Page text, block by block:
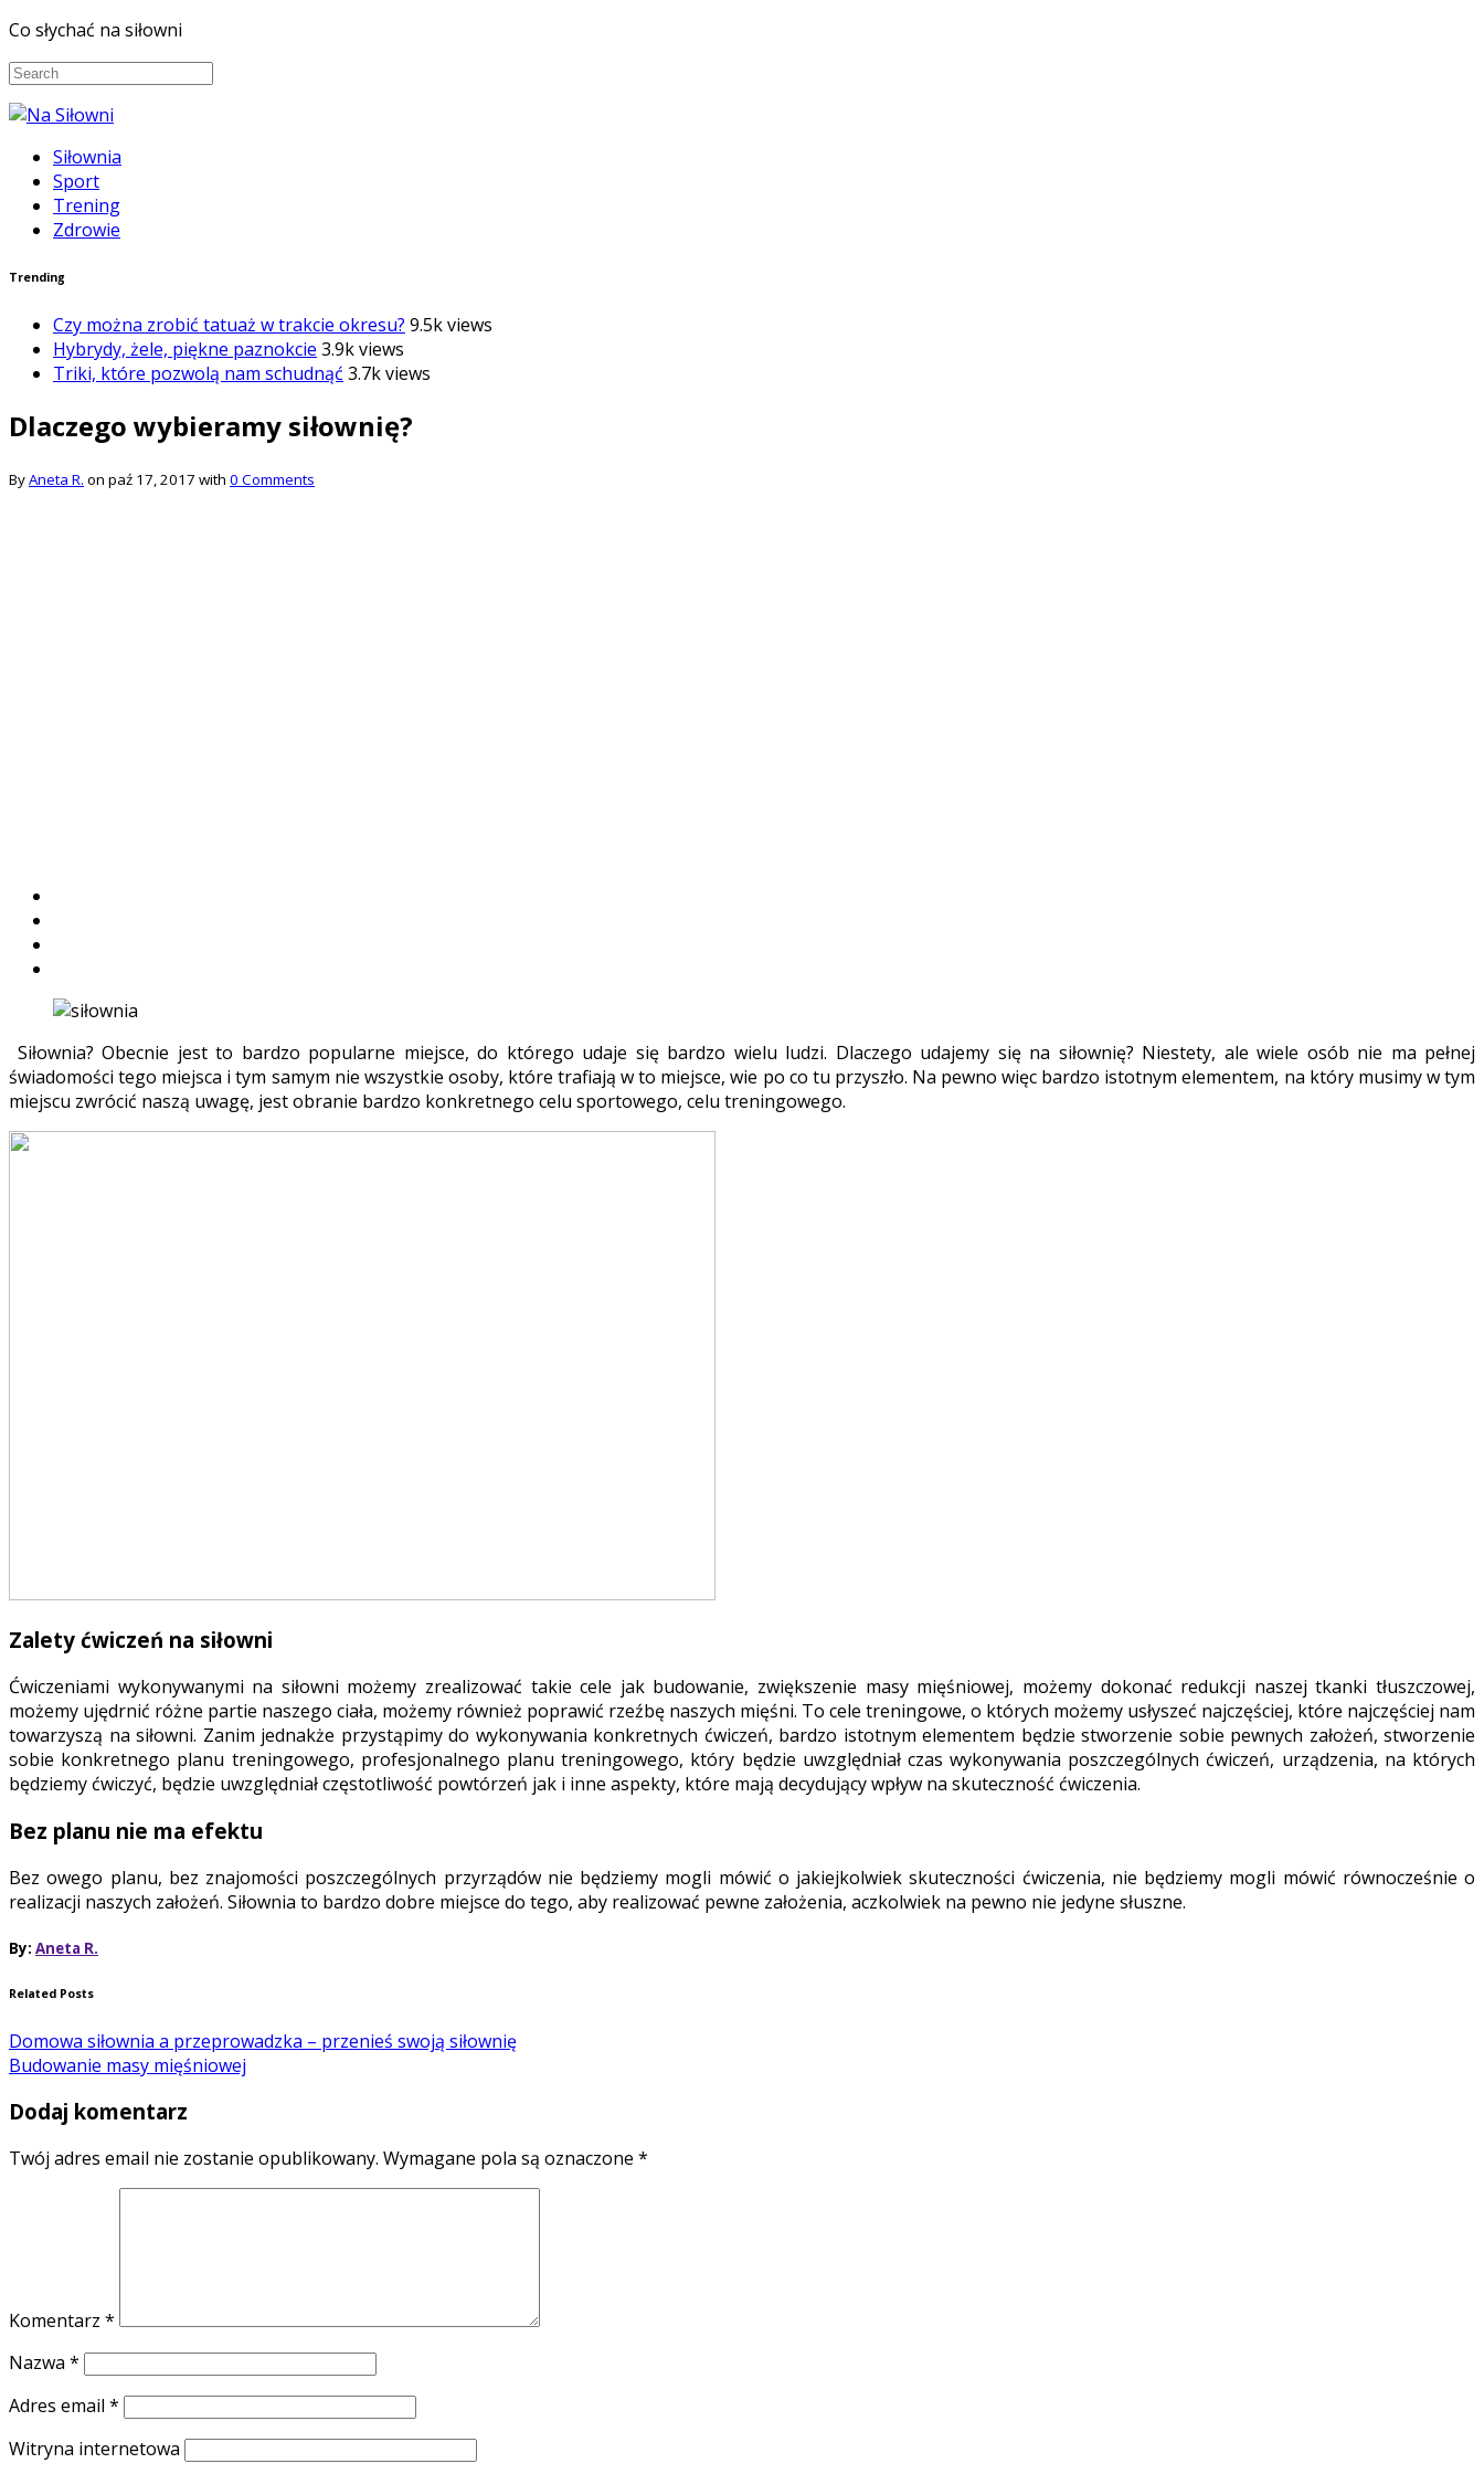
Co słychać na siłowni
Siłownia
Sport
Trening
Zdrowie
Trending
Czy można zrobić tatuaż w trakcie okresu? 9.5k views
Hybrydy, żele, piękne paznokcie 3.9k views
Triki, które pozwolą nam schudnąć 3.7k views
Dlaczego wybieramy siłownię?
ByAneta R. on paź 17, 2017 with 0 Comments
Siłownia? Obecnie jest to bardzo popularne miejsce, do którego udaje się bardzo wielu ludzi. Dlaczego udajemy się na siłownię? Niestety, ale wiele osób nie ma pełnej
świadomości tego miejsca i tym samym nie wszystkie osoby, które trafiają w to miejsce, wie po co tu przyszło. Na pewno więc bardzo istotnym elementem, na który musimy w tym
miejscu zwrócić naszą uwagę, jest obranie bardzo konkretnego celu sportowego, celu treningowego.
Zalety ćwiczeń na siłowni
Ćwiczeniami wykonywanymi na siłowni możemy zrealizować takie cele jak budowanie, zwiększenie masy mięśniowej, możemy dokonać redukcji naszej tkanki tłuszczowej,
możemy ujędrnić różne partie naszego ciała, możemy również poprawić rzeźbę naszych mięśni. To cele treningowe, o których możemy usłyszeć najczęściej, które najczęściej nam
towarzyszą na siłowni. Zanim jednakże przystąpimy do wykonywania konkretnych ćwiczeń, bardzo istotnym elementem będzie stworzenie sobie pewnych założeń, stworzenie
sobie konkretnego planu treningowego, profesjonalnego planu treningowego, który będzie uwzględniał czas wykonywania poszczególnych ćwiczeń, urządzenia, na których
będziemy ćwiczyć, będzie uwzględniał częstotliwość powtórzeń jak i inne aspekty, które mają decydujący wpływ na skuteczność ćwiczenia.
Bez planu nie ma efektu
Bez owego planu, bez znajomości poszczególnych przyrządów nie będziemy mogli mówić o jakiejkolwiek skuteczności ćwiczenia, nie będziemy mogli mówić równocześnie o
realizacji naszych założeń. Siłownia to bardzo dobre miejsce do tego, aby realizować pewne założenia, aczkolwiek na pewno nie jedyne słuszne.
By: Aneta R.
Related Posts
Domowa siłownia a przeprowadzka – przenieś swoją siłownię
Budowanie masy mięśniowej
Dodaj komentarz
Twój adres email nie zostanie opublikowany. Wymagane pola są oznaczone *
Komentarz *
Nazwa *
Adres email *
Witryna internetowa